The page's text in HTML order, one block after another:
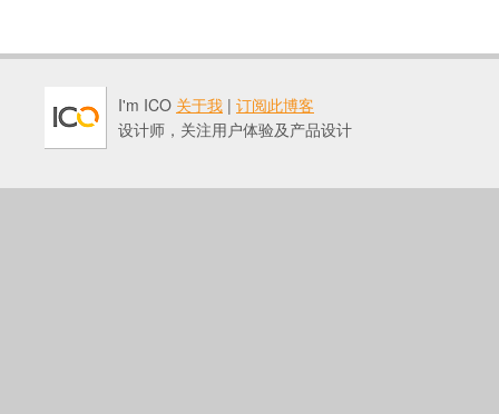
I'm ICO 关于我 | 订阅此博客
设计师，关注用户体验及产品设计